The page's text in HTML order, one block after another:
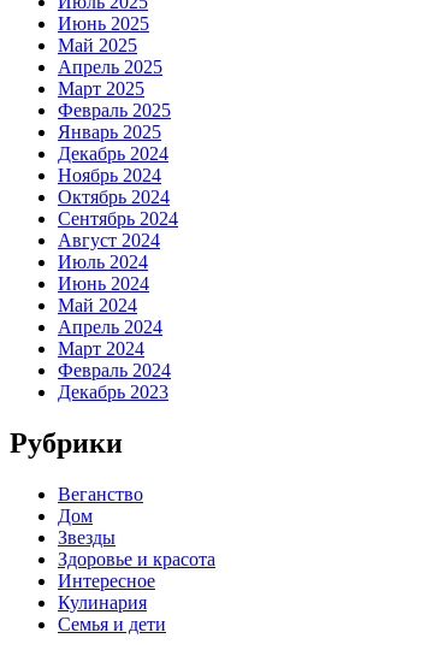
Июнь 2025
Май 2025
Апрель 2025
Март 2025
Февраль 2025
Январь 2025
Декабрь 2024
Ноябрь 2024
Октябрь 2024
Сентябрь 2024
Август 2024
Июль 2024
Июнь 2024
Май 2024
Апрель 2024
Март 2024
Февраль 2024
Декабрь 2023
Рубрики
Веганство
Дом
Звезды
Здоровье и красота
Интересное
Кулинария
Семья и дети